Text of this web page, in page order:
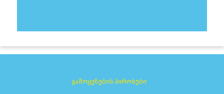
გამოყენების პირობები